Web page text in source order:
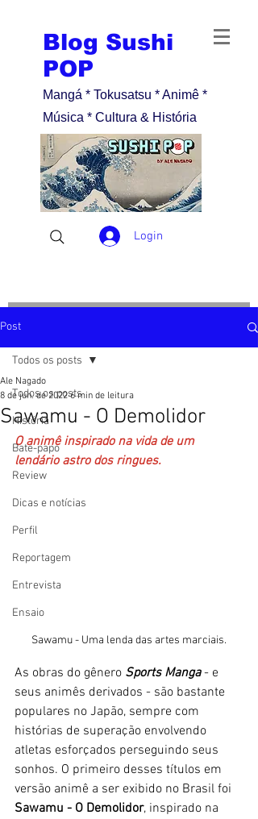
Blog Sushi
POP
Mangá * Tokusatsu * Animê *
Música * Cultura & História
Login
Post
Todos os posts
História
Bate-papo
Review
Dicas e notícias
Perfil
Reportagem
Entrevista
Ensaio
Todos os posts
Sawamu - O Demolidor
Ale Nagado
8 de jun. de 2022 6 min de leitura
O animê inspirado na vida de um
lendário astro dos ringues.
Sawamu - Uma lenda das artes marciais.
As obras do gênero Sports Manga - e
seus animês derivados - são bastante
populares no Japão, sempre com
histórias de superação envolvendo
atletas esforçados perseguindo seus
sonhos. O primeiro desses títulos em
versão animê a ser exibido no Brasil foi
Sawamu - O Demolidor, inspirado na